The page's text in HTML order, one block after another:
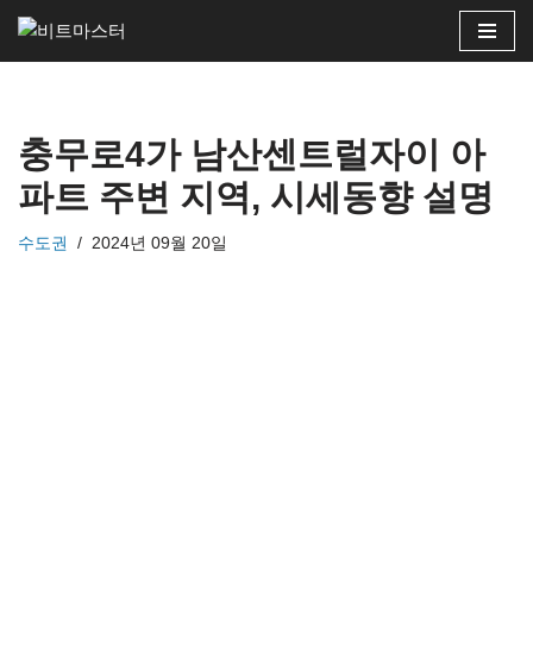
콘
로
건
너
뛰
충무로4가 남산센트럴자이 아
파트 주변 지역, 시세동향 설명
수도권 2024년 09월 20일